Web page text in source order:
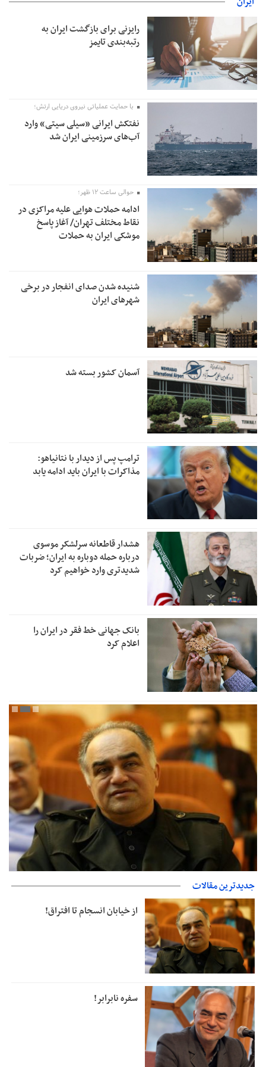
امیر اکرمی‌نیا: ارتش کاملاً آماده است
رایزنی برای بازگشت ایران به
رتبه‌بندی تایمز
با حمایت عملیاتی نیروی دریایی ارتش؛
نفتکش ایرانی «سیلی سیتی» وارد
آب‌های سرزمینی ایران شد
حوالی ساعت ۱۲ ظهر؛
ادامه حملات هوایی علیه مراکزی در
نقاط مختلف تهران/ آغاز پاسخ
موشکی ایران به حملات
شنیده شدن صدای انفجار در برخی
شهرهای ایران
آسمان کشور بسته شد
ترامپ پس از دیدار با نتانیاهو:
مذاکرات با ایران باید ادامه یابد
هشدار قاطعانه سرلشکر موسوی
درباره حمله دوباره به ایران؛ ضربات
شدیدتری وارد خواهیم کرد
بانک جهانی خط فقر در ایران را
اعلام کرد
از خیابان انسجام تا افتراق!
جدیدترین مقالات
از خیابان انسجام تا افتراق!
سفره نابرابر!